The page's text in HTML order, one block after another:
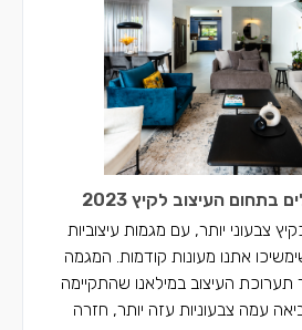
כקיץ צבעוני יותר, עם מגמות עיצוביות
אתנו מעונות קודמות. המגמה
העיצוב במילאנו שהתקיימה
עמה צבעוניות עזה יותר, חזרה